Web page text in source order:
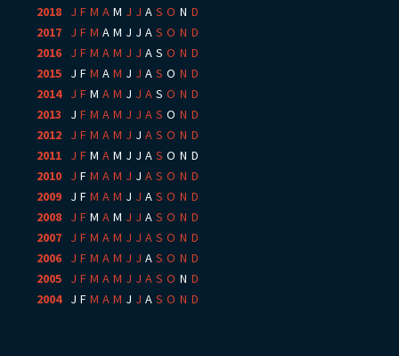
2018
J F M A M J J A S O N D
2017
J F M A M J J A S O N D
2016
J F M A M J J A S O N D
2015
J F M A M J J A S O N D
2014: J F M A M J J A S O N D
2013
J F M A M J J A S O N D
2012
J F M A M J J A S O N D
2011
J F M A M J J A S O N D
2010
J F M A M J J A S O N D
2009
J F M A M J J A S O N D
2008
J F M A M J J A S O N D
2007
J F M A M J J A S O N D
2006
J F M A M J J A S O N D
2005
J F M A M J J A S O N D
2004: J F M A M J J A S O N D